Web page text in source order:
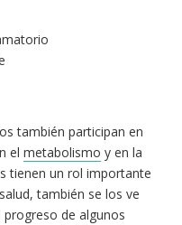
también participan en
el metabolismo y en la
tienen un rol importante
también se los ve
de algunos